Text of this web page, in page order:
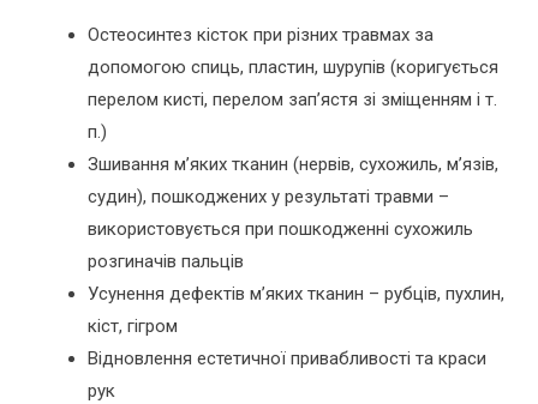
Остеосинтез кісток при різних травмах за
допомогою спиць, пластин, шурупів (коригується
перелом кисті, перелом зап’ястя зі зміщенням і т.
п.)
Зшивання м’яких тканин (нервів, сухожиль, м’язів,
судин), пошкоджених у результаті травми –
використовується при пошкодженні сухожиль
розгиначів пальців
Усунення дефектів м’яких тканин – рубців, пухлин,
кіст, гігром
Відновлення естетичної привабливості та краси
рук